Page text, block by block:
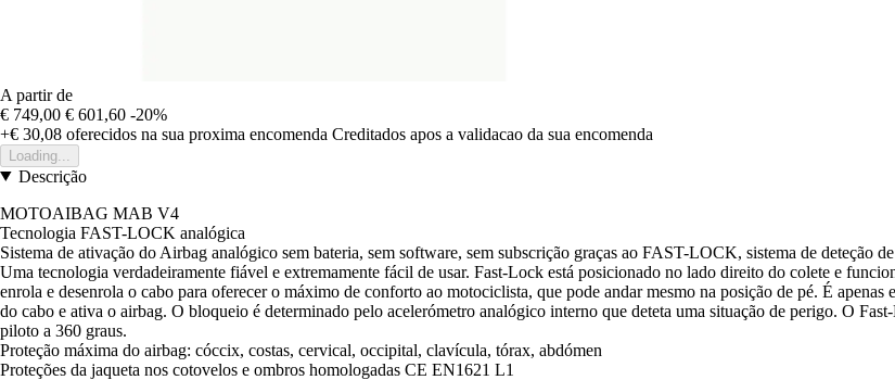
A partir de
€ 749,00 € 601,60 -20%
+€ 30,08 oferecidos na sua proxima encomenda Creditados apos a validacao da sua encomenda
Loading...
Descrição
MOTOAIBAG MAB V4
Tecnologia FAST-LOCK analógica
Sistema de ativação do Airbag analógico sem bateria, sem software, sem subscrição graças ao FAST-LOCK, sistema de deteção
Uma tecnologia verdadeiramente fiável e extremamente fácil de usar. Fast-Lock está posicionado no lado direito do colete e
enrola e desenrola o cabo para oferecer o máximo de conforto ao motociclista, que pode andar mesmo na posição de pé. É
do cabo e ativa o airbag. O bloqueio é determinado pelo acelerómetro analógico interno que deteta uma situação de perigo. O
piloto a 360 graus.
Proteção máxima do airbag: cóccix, costas, cervical, occipital, clavícula, tórax, abdómen
Proteções da jaqueta nos cotovelos e ombros homologadas CE EN1621 L1